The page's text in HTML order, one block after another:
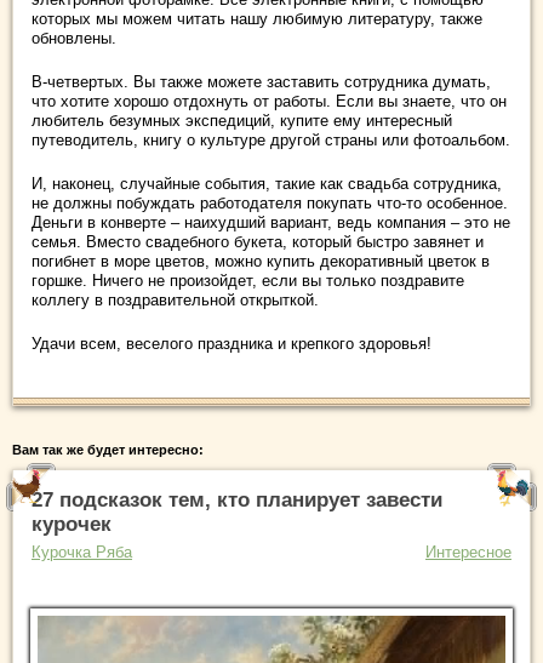
которых мы можем читать нашу любимую литературу, также
обновлены.
В-четвертых. Вы также можете заставить сотрудника думать,
что хотите хорошо отдохнуть от работы. Если вы знаете, что он
любитель безумных экспедиций, купите ему интересный
путеводитель, книгу о культуре другой страны или фотоальбом.
И, наконец, случайные события, такие как свадьба сотрудника,
не должны побуждать работодателя покупать что-то особенное.
Деньги в конверте – наихудший вариант, ведь компания – это не
семья. Вместо свадебного букета, который быстро завянет и
погибнет в море цветов, можно купить декоративный цветок в
горшке. Ничего не произойдет, если вы только поздравите
коллегу в поздравительной открыткой.
Удачи всем, веселого праздника и крепкого здоровья!
Вам так же будет интересно:
27 подсказок тем, кто планирует завести
курочек
Курочка Ряба Интересное